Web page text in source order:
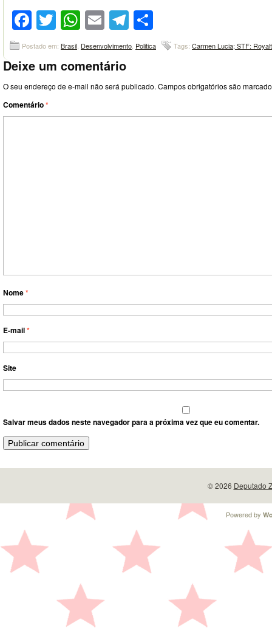
Facebook
Twitter
WhatsApp
EmailTelegram
Postado em: Brasil Desenvolvimento Politica Tags: Carmen Lucia; STF:
Deixe um comentário
O seu endereço de e-mail não será publicado. Campos obrigatórios são
Comentário*
Nome*
E-mail*
Site
Salvar meus dados neste navegador para a próxima vez que eu comentar.
© 2026 Deputado
Powered by